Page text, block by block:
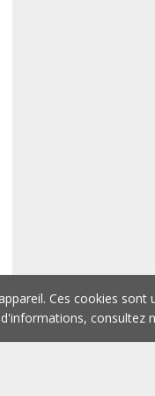
Ces cookies
consultez